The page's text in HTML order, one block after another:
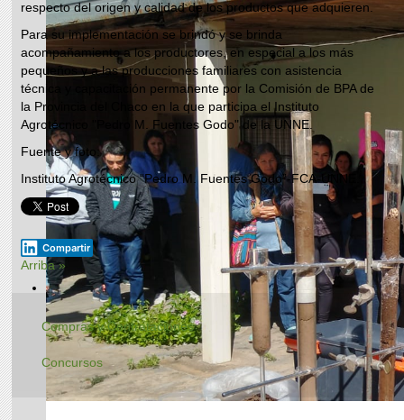
respecto del origen y calidad de los productos que adquieren.
Para su implementación se brindó y se brinda
acompañamiento a los productores, en especial a los más
pequeños y a las producciones familiares con asistencia
técnica y capacitación permanente por la Comisión de BPA de
la Provincia del Chaco en la que participa el Instituto
Agrotécnico "Pedro M. Fuentes Godo" de la UNNE.
Fuente y foto:
Instituto Agrotécnico “Pedro M. Fuentes Godo”-FCA-UNNE.
Compartir
Arriba »
Compras y Contrataciones
Concursos